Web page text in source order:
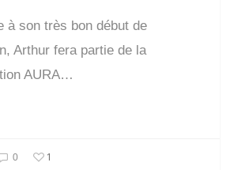
à son très bon début de
Arthur fera partie de la
AURA…
0 1